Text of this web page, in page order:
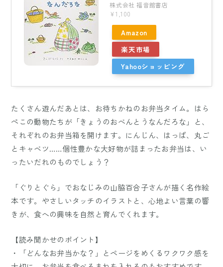
株式会社 福音館書店
¥1,100
Amazon
楽天市場
Yahooショッピング
たくさん遊んだあとは、お待ちかねのお弁当タイム。はら
ぺこの動物たちが「きょうのおべんとうなんだろな」と、
それぞれのお弁当箱を開けます。にんじん、はっぱ、丸ご
とキャベツ……個性豊かな大好物が詰まったお弁当は、い
ったいだれのものでしょう？
「ぐりとぐら」でおなじみの山脇百合子さんが描く名作絵
本です。やさしいタッチのイラストと、心地よい言葉の響
きが、食への興味を自然と育んでくれます。
【読み聞かせのポイント】
・「どんなお弁当かな？」とページをめくるワクワク感を